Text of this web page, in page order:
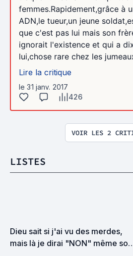
femmes.Rapidement,grâce à
ADN,le tueur,un jeune
que c'est pas lui mais son
ignorait l'existence et qui a
lui,chose rare chez les
Lire la critique
le 31 janv. 2017
426
VOIR LES 2
LISTES
Dieu sait si j'ai vu des merdes,
mais là je dirai "NON" même